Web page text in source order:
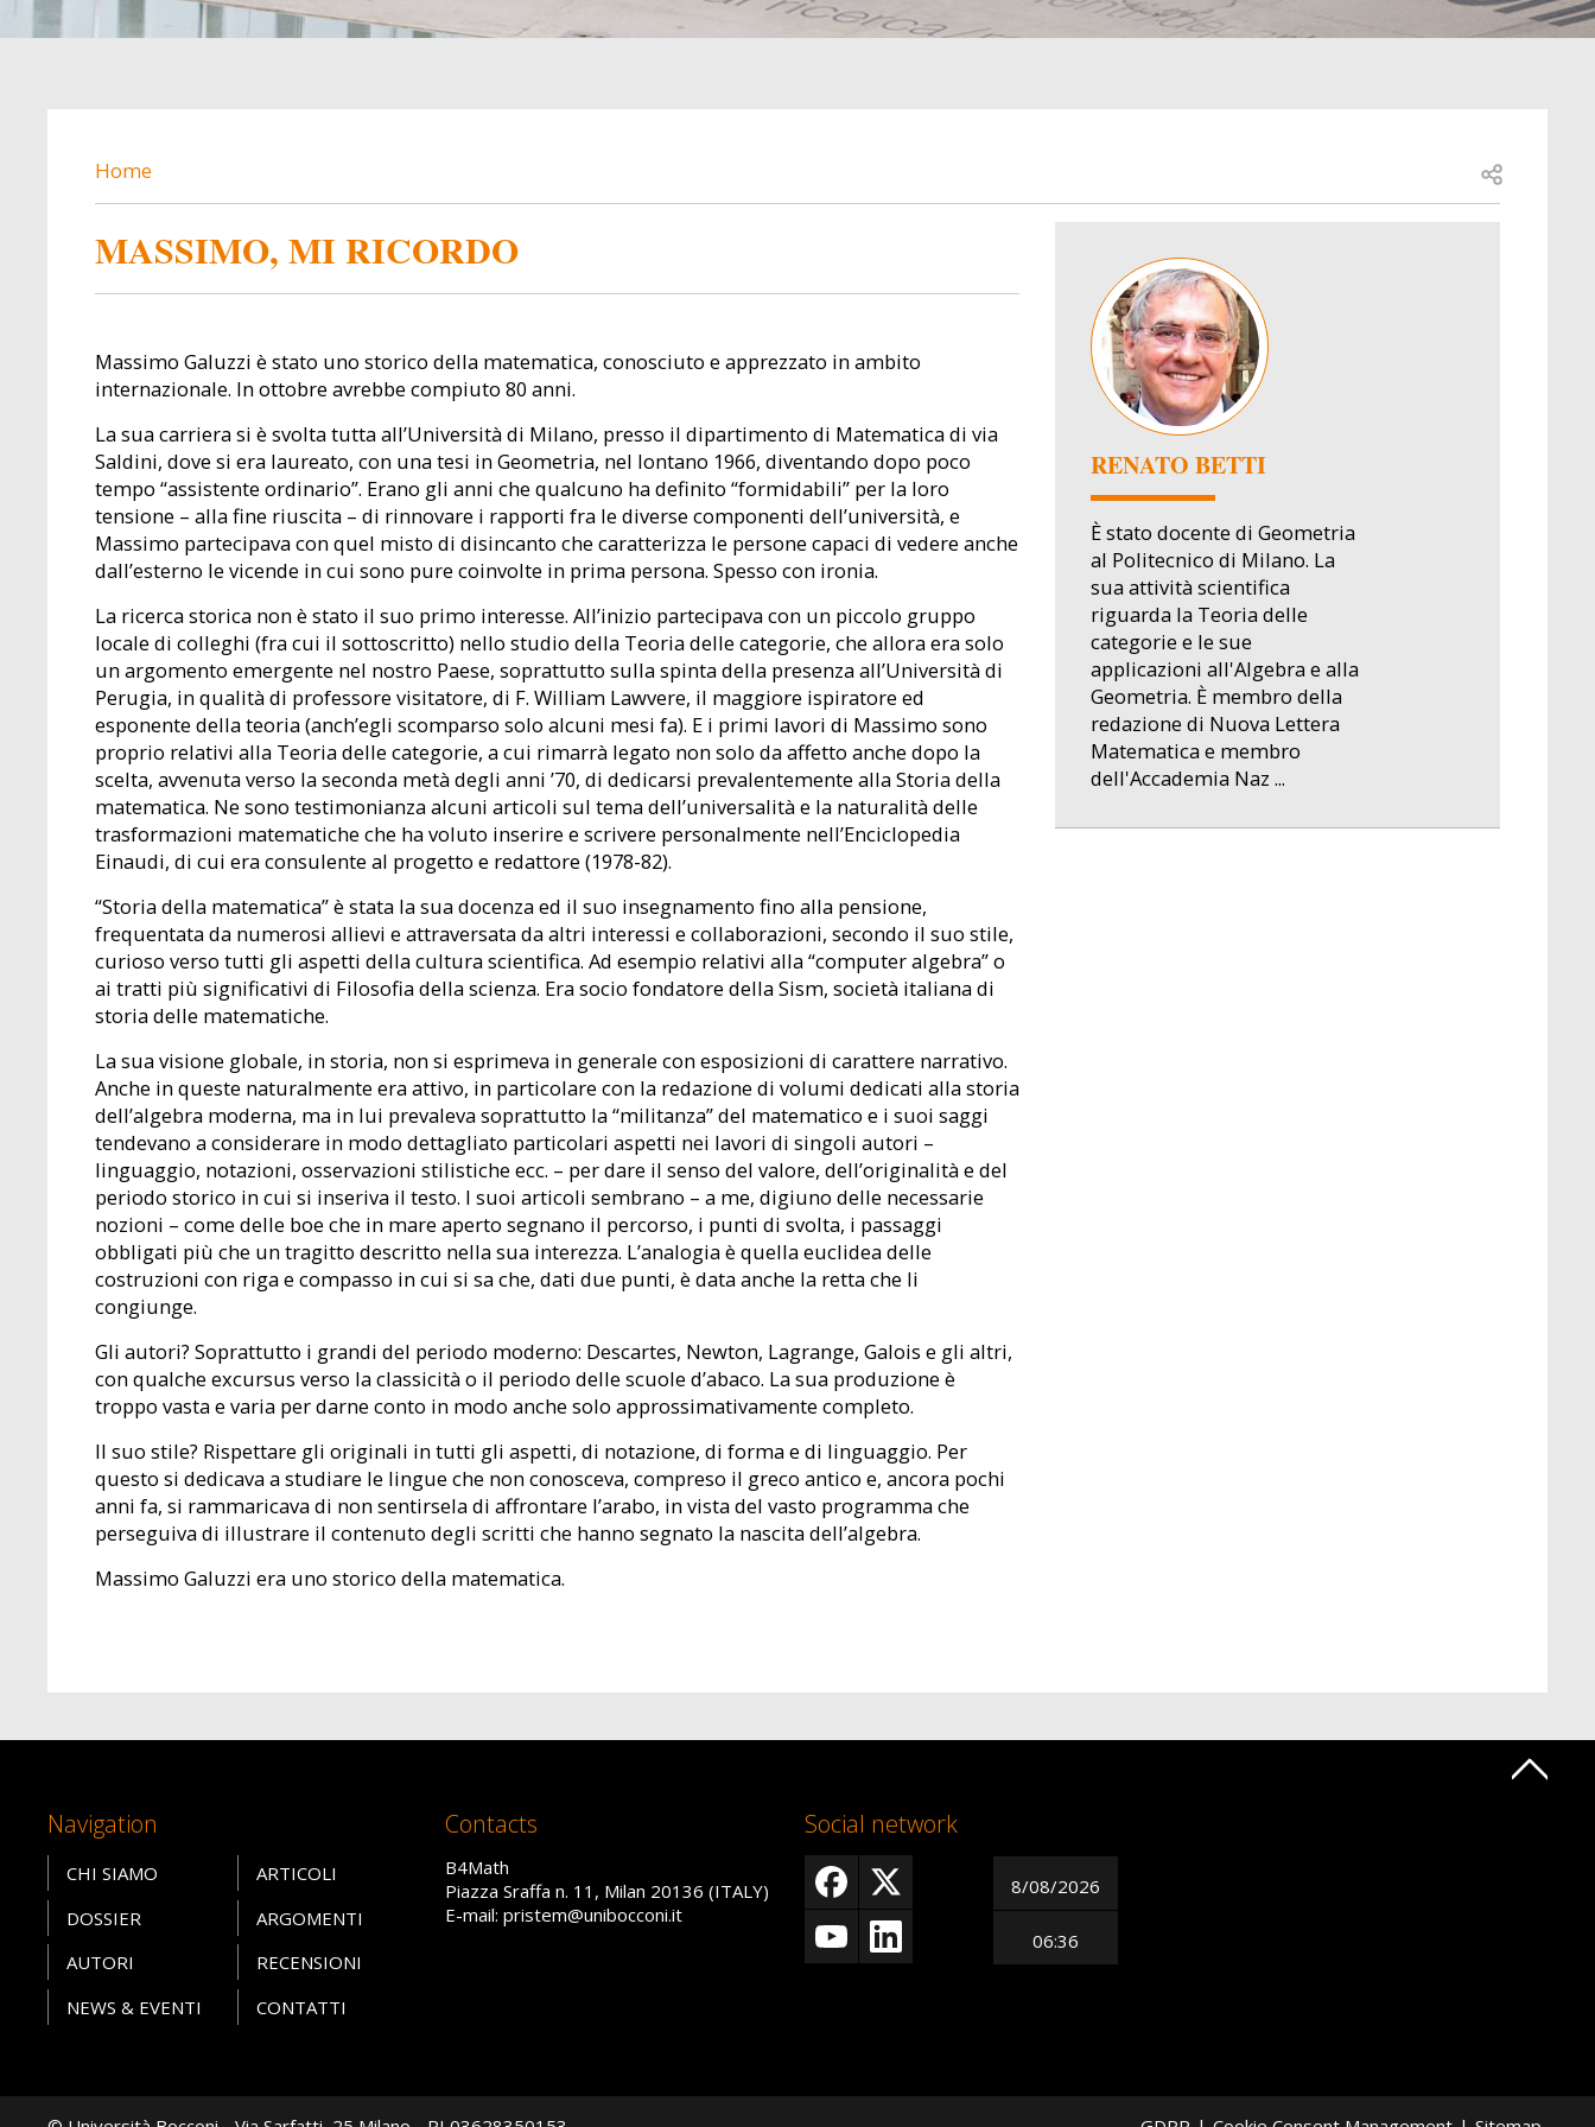
BREADCRUMB
Home Open share
MASSIMO, MI RICORDO
Massimo Galuzzi è stato uno storico della matematica, conosciuto e apprezzato in ambito
internazionale. In ottobre avrebbe compiuto 80 anni.
La sua carriera si è svolta tutta all’Università di Milano, presso il dipartimento di Matematica di via
Saldini, dove si era laureato, con una tesi in Geometria, nel lontano 1966, diventando dopo poco
tempo “assistente ordinario”. Erano gli anni che qualcuno ha definito “formidabili” per la loro
tensione – alla fine riuscita – di rinnovare i rapporti fra le diverse componenti dell’università, e
Massimo partecipava con quel misto di disincanto che caratterizza le persone capaci di vedere anche
dall’esterno le vicende in cui sono pure coinvolte in prima persona. Spesso con ironia.
La ricerca storica non è stato il suo primo interesse. All’inizio partecipava con un piccolo gruppo
locale di colleghi (fra cui il sottoscritto) nello studio della Teoria delle categorie, che allora era solo
un argomento emergente nel nostro Paese, soprattutto sulla spinta della presenza all’Università di
Perugia, in qualità di professore visitatore, di F. William Lawvere, il maggiore ispiratore ed
esponente della teoria (anch’egli scomparso solo alcuni mesi fa). E i primi lavori di Massimo sono
proprio relativi alla Teoria delle categorie, a cui rimarrà legato non solo da affetto anche dopo la
scelta, avvenuta verso la seconda metà degli anni ’70, di dedicarsi prevalentemente alla Storia della
matematica. Ne sono testimonianza alcuni articoli sul tema dell’universalità e la naturalità delle
trasformazioni matematiche che ha voluto inserire e scrivere personalmente nell’Enciclopedia
Einaudi, di cui era consulente al progetto e redattore (1978-82).
“Storia della matematica” è stata la sua docenza ed il suo insegnamento fino alla pensione,
frequentata da numerosi allievi e attraversata da altri interessi e collaborazioni, secondo il suo stile,
curioso verso tutti gli aspetti della cultura scientifica. Ad esempio relativi alla “computer algebra” o
ai tratti più significativi di Filosofia della scienza. Era socio fondatore della Sism, società italiana di
storia delle matematiche.
La sua visione globale, in storia, non si esprimeva in generale con esposizioni di carattere narrativo.
Anche in queste naturalmente era attivo, in particolare con la redazione di volumi dedicati alla storia
dell’algebra moderna, ma in lui prevaleva soprattutto la “militanza” del matematico e i suoi saggi
tendevano a considerare in modo dettagliato particolari aspetti nei lavori di singoli autori –
linguaggio, notazioni, osservazioni stilistiche ecc. – per dare il senso del valore, dell’originalità e del
periodo storico in cui si inseriva il testo. I suoi articoli sembrano – a me, digiuno delle necessarie
nozioni – come delle boe che in mare aperto segnano il percorso, i punti di svolta, i passaggi
obbligati più che un tragitto descritto nella sua interezza. L’analogia è quella euclidea delle
costruzioni con riga e compasso in cui si sa che, dati due punti, è data anche la retta che li
congiunge.
Gli autori? Soprattutto i grandi del periodo moderno: Descartes, Newton, Lagrange, Galois e gli altri,
con qualche excursus verso la classicità o il periodo delle scuole d’abaco. La sua produzione è
troppo vasta e varia per darne conto in modo anche solo approssimativamente completo.
Il suo stile? Rispettare gli originali in tutti gli aspetti, di notazione, di forma e di linguaggio. Per
questo si dedicava a studiare le lingue che non conosceva, compreso il greco antico e, ancora pochi
anni fa, si rammaricava di non sentirsela di affrontare l’arabo, in vista del vasto programma che
perseguiva di illustrare il contenuto degli scritti che hanno segnato la nascita dell’algebra.
Massimo Galuzzi era uno storico della matematica.
Image
RENATO BETTI
È stato docente di Geometria
al Politecnico di Milano. La
sua attività scientifica
riguarda la Teoria delle
categorie e le sue
applicazioni all'Algebra e alla
Geometria. È membro della
redazione di Nuova Lettera
Matematica e membro
dell'Accademia Naz ...
Navigation
CHI SIAMO
DOSSIER
AUTORI
NEWS & EVENTI
ARTICOLI
ARGOMENTI
RECENSIONI
CONTATTI
Contacts
B4Math
Piazza Sraffa n. 11, Milan 20136 (ITALY)
E-mail: pristem@unibocconi.it
Social network
8/08/2026
06:36